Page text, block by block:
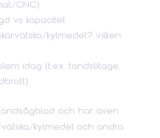
CNC)
vs kapacitet
kylmedel? vilken
idag (t.ex. tandslitage,
och har även
kylmedel och andra